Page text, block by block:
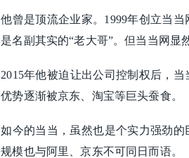
他曾是顶流企业家。1999年创立当
是名副其实的“老大哥”。但当当网显
2015年他被迫让出公司控制权后，
优势逐渐被京东、淘宝等巨头蚕食。
如今的当当，虽然也是个实力强劲
规模也与阿里、京东不可同日而语。